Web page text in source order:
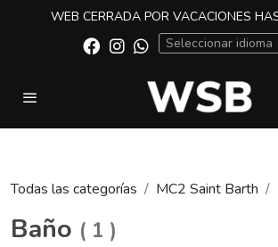
WEB CERRADA POR VACACIONES
Seleccionar idioma
Todas las categorías MC2 Saint Barth
Baño ( 1 )